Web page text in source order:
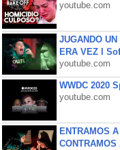
youtube.com
JUGANDO
ERA VEZ l
youtube.com
WWDC 2020
youtube.com
ENTRAMOS